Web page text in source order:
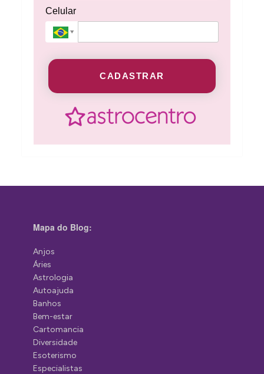
Celular
CADASTRAR
Mapa do Blog:
Anjos
Áries
Astrologia
Autoajuda
Banhos
Bem-estar
Cartomancia
Diversidade
Esoterismo
Especialistas